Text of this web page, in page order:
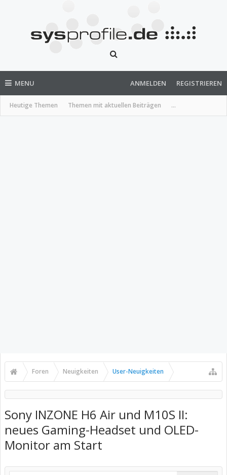
MENU
Heutige Themen Themen mit aktuellen Beiträgen ...
ANMELDEN REGISTRIEREN
Foren Neuigkeiten User-Neuigkeiten
Sony INZONE H6 Air und M10S II:
neues Gaming-Headset und OLED-
Monitor am Start